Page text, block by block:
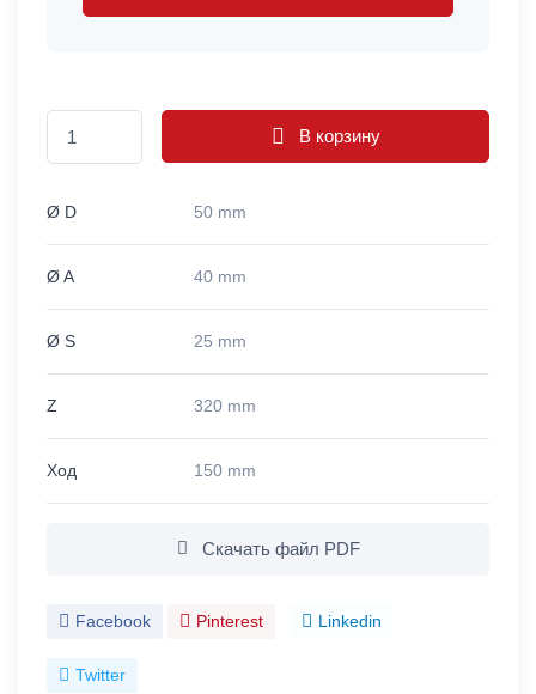
В корзину
Ø D 50 mm
Ø A 40 mm
Ø S 25 mm
Z 320 mm
Ход 150 mm
Скачать файл PDF
Facebook Pinterest Linkedin
Twitter